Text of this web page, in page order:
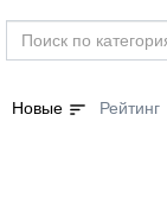
Новые sort Рейтинг